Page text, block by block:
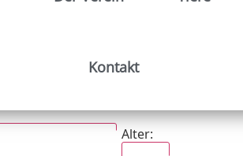
Kontakt
Alter: